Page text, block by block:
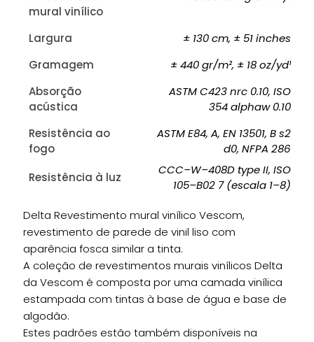
mural vinílico
Largura
± 130 cm, ± 51 inches
Gramagem
± 440 gr/m², ± 18 oz/yd¹
Absorção
acústica
ASTM C423 nrc 0.10, ISO
354 alphaw 0.10
Resistência ao
fogo
ASTM E84, A, EN 13501, B s2
d0, NFPA 286
Resistência à luz
CCC–W–408D type II, ISO
105–B02 7 (escala 1–8)
Delta Revestimento mural vinílico Vescom,
revestimento de parede de vinil liso com
aparência fosca similar a tinta.
A coleção de revestimentos murais vinílicos Delta
da Vescom é composta por uma camada vinílica
estampada com tintas à base de água e base de
algodão.
Estes padrões estão também disponíveis na